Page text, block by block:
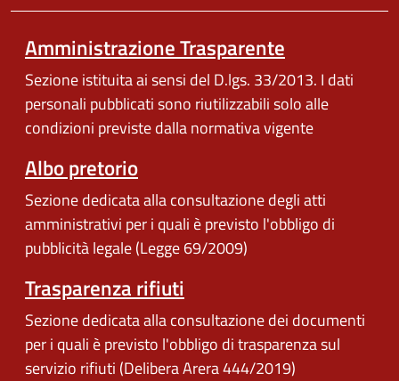
Amministrazione Trasparente
Sezione istituita ai sensi del D.lgs. 33/2013. I dati
personali pubblicati sono riutilizzabili solo alle
condizioni previste dalla normativa vigente
Albo pretorio
Sezione dedicata alla consultazione degli atti
amministrativi per i quali è previsto l'obbligo di
pubblicità legale (Legge 69/2009)
Trasparenza rifiuti
Sezione dedicata alla consultazione dei documenti
per i quali è previsto l'obbligo di trasparenza sul
servizio rifiuti (Delibera Arera 444/2019)